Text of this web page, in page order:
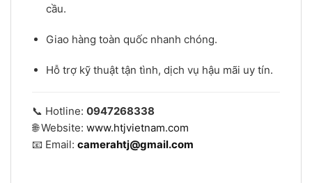
cầu.
Giao hàng toàn quốc nhanh chóng.
Hỗ trợ kỹ thuật tận tình, dịch vụ hậu mãi uy tín.
📞 Hotline: 0947268338
🌐 Website: www.htjvietnam.com
📧 Email: camerahtj@gmail.com